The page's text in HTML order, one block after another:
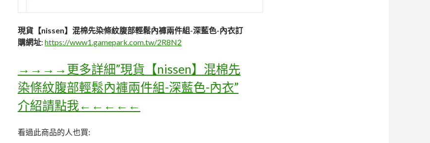
現貨【nissen】混棉先染條紋腹部輕鬆內褲兩件組-深藍色-內衣訂
購網址: https://www1.gamepark.com.tw/2R8N2
→→→→更多詳細”現貨【nissen】混棉先
染條紋腹部輕鬆內褲兩件組-深藍色-內衣”
介紹請點我←←←←←
看過此商品的人也買: